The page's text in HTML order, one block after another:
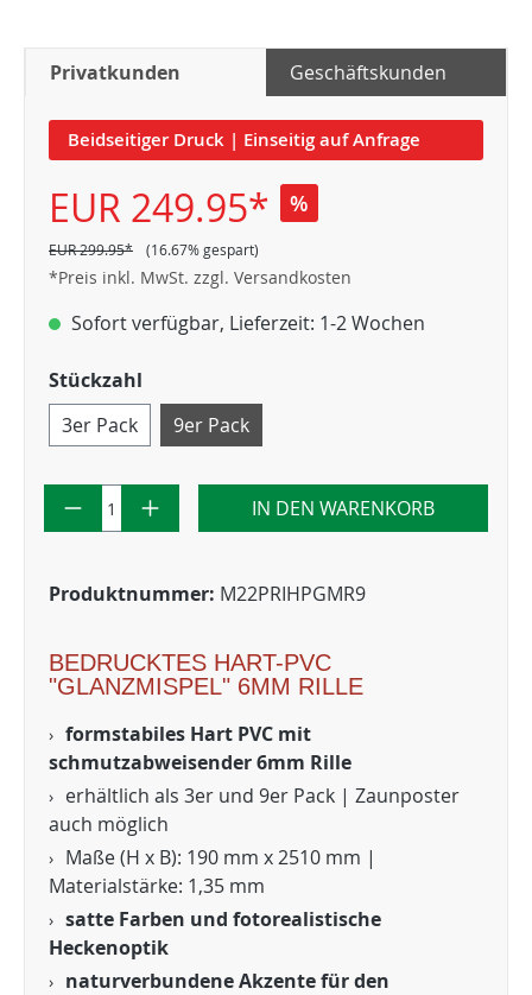
Privatkunden Geschäftskunden
Beidseitiger Druck | Einseitig auf Anfrage
EUR 249.95* %
EUR 299.95* (16.67% gespart)
*Preis inkl. MwSt. zzgl. Versandkosten
Sofort verfügbar, Lieferzeit: 1-2 Wochen
Stückzahl
3er Pack
9er Pack
IN DEN WARENKORB
Produktnummer: M22PRIHPGMR9
BEDRUCKTES HART-PVC
"GLANZMISPEL" 6MM RILLE
formstabiles Hart PVC mit
schmutzabweisender 6mm Rille
erhältlich als 3er und 9er Pack | Zaunposter
auch möglich
Maße (H x B): 190 mm x 2510 mm |
Materialstärke: 1,35 mm
satte Farben und fotorealistische
Heckenoptik
naturverbundene Akzente für den